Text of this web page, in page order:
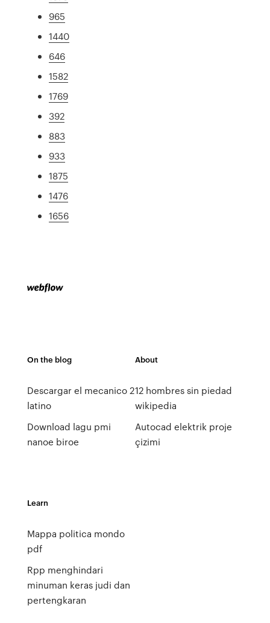
965
1440
646
1582
1769
392
883
933
1875
1476
1656
On the blog
Descargar el mecanico 2
latino
Download lagu pmi
nanoe biroe
About
12 hombres sin piedad
wikipedia
Autocad elektrik proje
çizimi
Learn
Mappa politica mondo
pdf
Rpp menghindari
minuman keras judi dan
pertengkaran